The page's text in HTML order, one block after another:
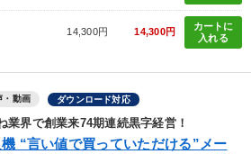
14,300円 14,300円
カートに
入れる
・動画 ダウンロード対応
業界で創業来74期連続黒字経営！
“言い値で買っていただける”メー